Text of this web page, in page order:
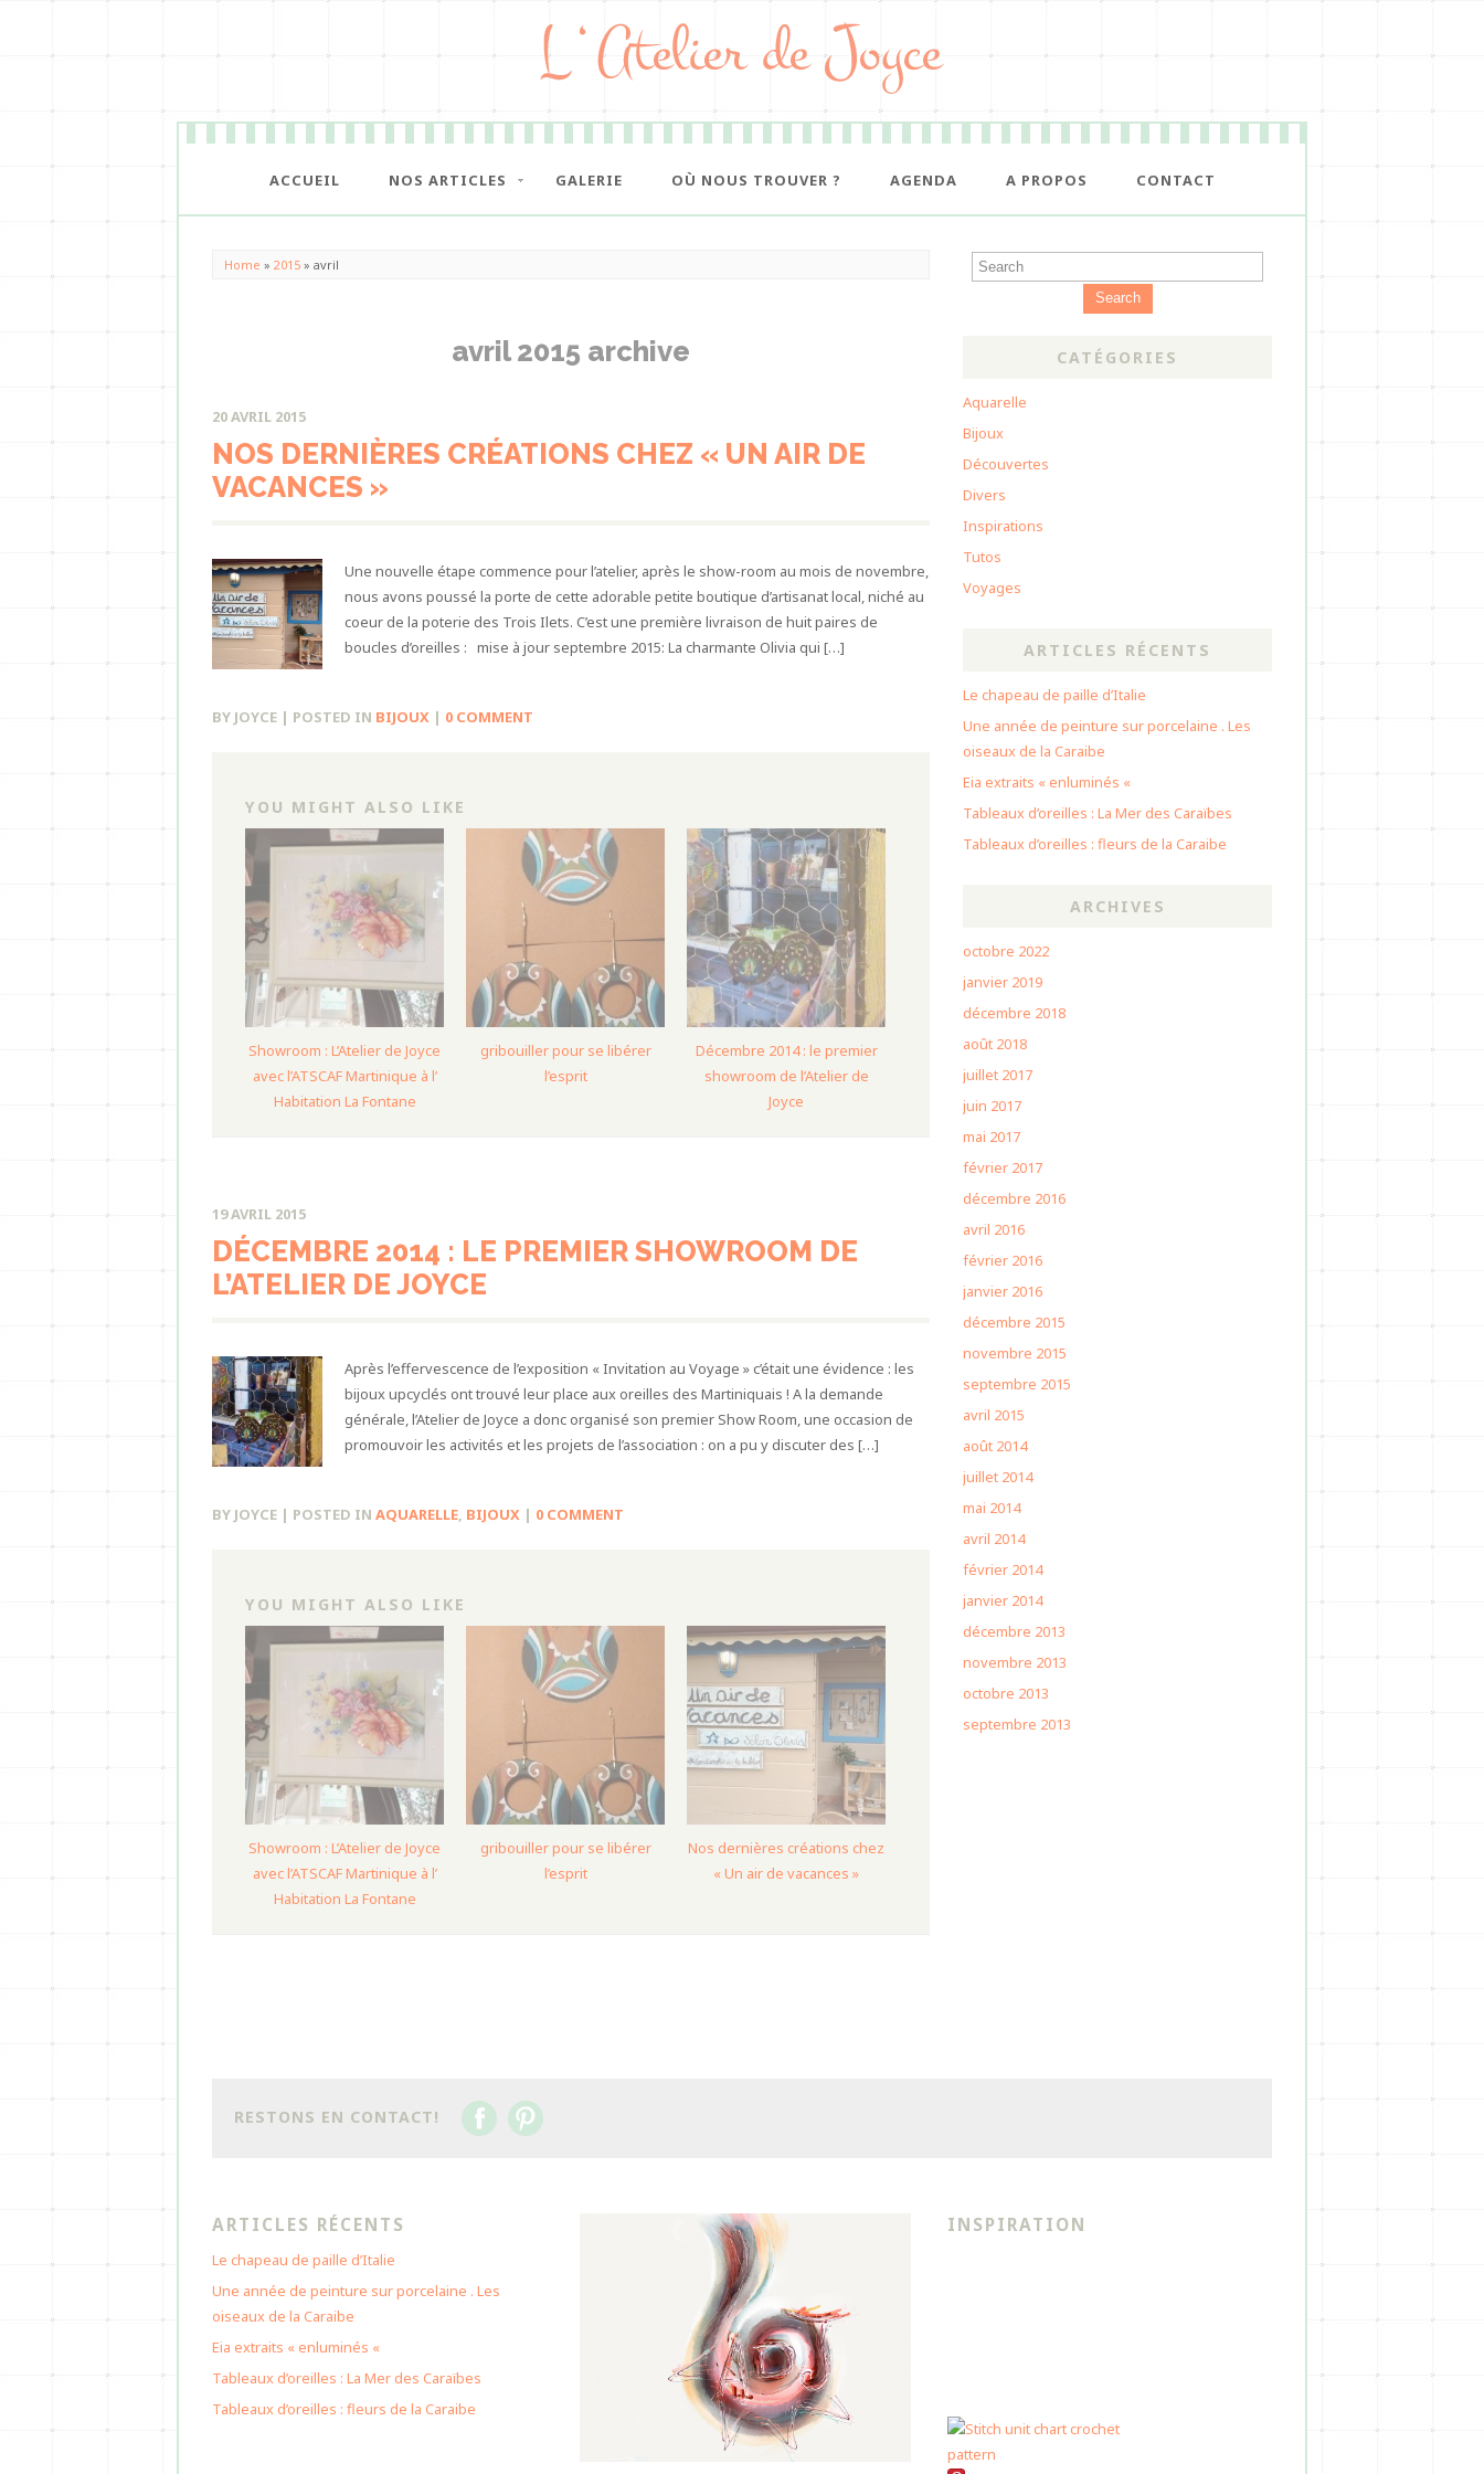
ACCUEIL NOS ARTICLES GALERIE OÙ NOUS TROUVER ? AGENDA A PROPOS CONTACT
Home » 2015 » avril
avril 2015 archive
20 AVRIL 2015
NOS DERNIÈRES CRÉATIONS CHEZ « UN AIR DE
VACANCES »
Une nouvelle étape commence pour l’atelier, après le show-room au mois de novembre,
nous avons poussé la porte de cette adorable petite boutique d’artisanat local, niché au
coeur de la poterie des Trois Ilets. C’est une première livraison de huit paires de
boucles d’oreilles : mise à jour septembre 2015: La charmante Olivia qui […]
BY JOYCE | POSTED IN BIJOUX | 0 COMMENT
YOU MIGHT ALSO LIKE
Showroom : L’Atelier de Joyce
avec l’ATSCAF Martinique à l’
Habitation La Fontane
gribouiller pour se libérer
l’esprit
Décembre 2014 : le premier
showroom de l’Atelier de
Joyce
19 AVRIL 2015
DÉCEMBRE 2014 : LE PREMIER SHOWROOM DE
L’ATELIER DE JOYCE
Après l’effervescence de l’exposition « Invitation au Voyage » c’était une évidence : les
bijoux upcyclés ont trouvé leur place aux oreilles des Martiniquais ! A la demande
générale, l’Atelier de Joyce a donc organisé son premier Show Room, une occasion de
promouvoir les activités et les projets de l’association : on a pu y discuter des […]
BY JOYCE | POSTED IN AQUARELLE, BIJOUX | 0 COMMENT
YOU MIGHT ALSO LIKE
Showroom : L’Atelier de Joyce
avec l’ATSCAF Martinique à l’
Habitation La Fontane
gribouiller pour se libérer
l’esprit
Nos dernières créations chez
« Un air de vacances »
Search
CATÉGORIES
Aquarelle
Bijoux
Découvertes
Divers
Inspirations
Tutos
Voyages
ARTICLES RÉCENTS
Le chapeau de paille d’Italie
Une année de peinture sur porcelaine . Les
oiseaux de la Caraibe
Eia extraits « enluminés «
Tableaux d’oreilles : La Mer des Caraïbes
Tableaux d’oreilles : fleurs de la Caraibe
ARCHIVES
octobre 2022
janvier 2019
décembre 2018
août 2018
juillet 2017
juin 2017
mai 2017
février 2017
décembre 2016
avril 2016
février 2016
janvier 2016
décembre 2015
novembre 2015
septembre 2015
avril 2015
août 2014
juillet 2014
mai 2014
avril 2014
février 2014
janvier 2014
décembre 2013
novembre 2013
octobre 2013
septembre 2013
RESTONS EN CONTACT!
ARTICLES RÉCENTS
Le chapeau de paille d’Italie
Une année de peinture sur porcelaine . Les
oiseaux de la Caraibe
Eia extraits « enluminés «
Tableaux d’oreilles : La Mer des Caraïbes
Tableaux d’oreilles : fleurs de la Caraibe
INSPIRATION